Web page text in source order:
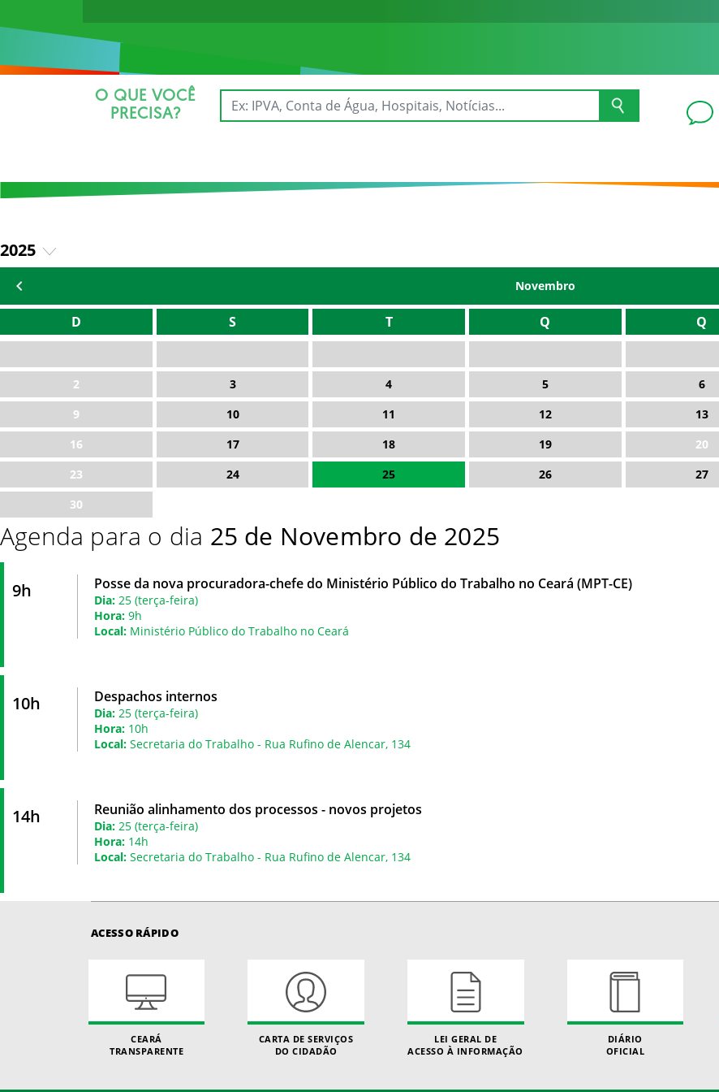
O QUE VOCÊ
PRECISA?
2025
2026
Novembro
D S T Q Q
2
3 4 5 6
9
10 11 12 13
16
17 18 19 20
23
24 25 26 27
30
Agenda para o dia 25 de Novembro de 2025
9h Posse da nova procuradora-chefe do Ministério Público do Trabalho no Ceará (MPT-CE)
Dia: 25 (terça-feira)
Hora: 9h
Local: Ministério Público do Trabalho no Ceará
10h Despachos internos
Dia: 25 (terça-feira)
Hora: 10h
Local: Secretaria do Trabalho - Rua Rufino de Alencar, 134
14h Reunião alinhamento dos processos - novos projetos
Dia: 25 (terça-feira)
Hora: 14h
Local: Secretaria do Trabalho - Rua Rufino de Alencar, 134
ACESSO RÁPIDO
CEARÁ
TRANSPARENTE
CARTA DE SERVIÇOS
DO CIDADÃO
LEI GERAL DE
ACESSO À INFORMAÇÃO
DIÁRIO
OFICIAL